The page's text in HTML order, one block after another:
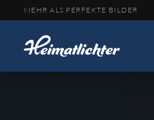
MEHR ALS PERFEKTE BILDER